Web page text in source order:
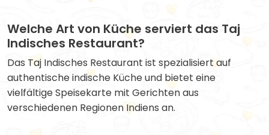
Welche Art von Küche serviert das Taj
Indisches Restaurant?
Das Taj Indisches Restaurant ist spezialisiert auf
authentische indische Küche und bietet eine
vielfältige Speisekarte mit Gerichten aus
verschiedenen Regionen Indiens an.